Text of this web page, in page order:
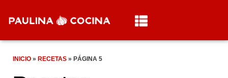
INICIO » RECETAS » PÁGINA 5